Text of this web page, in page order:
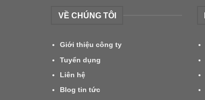
VỀ CHÚNG TÔI
Giới thiệu công ty
Tuyển dụng
Liên hệ
Blog tin tức